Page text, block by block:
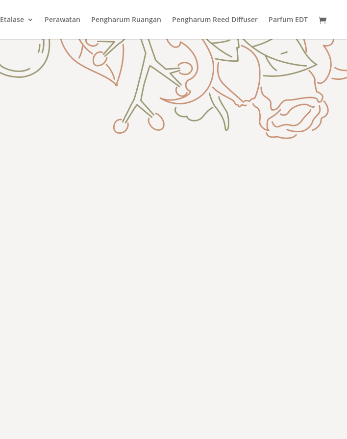
Etalase Perawatan Pengharum Ruangan Pengharum Reed Diffuser Parfum EDT